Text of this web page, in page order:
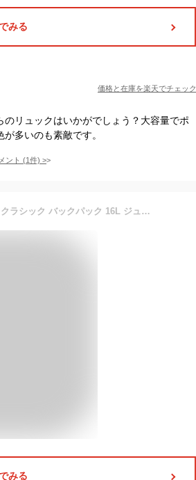
みる
価格と在庫を楽天でチェック
リュックはいかがでしょう？大容量でポ
多いのも素敵です。
ント (1件) >
キッズ リュックサック ナイキ NIKE YA クラシック バックパック 16L ジュニア 子供 リュック バッグ カバン ロゴ ビッグロゴ 遠足 通学 旅行 BA5928
みる